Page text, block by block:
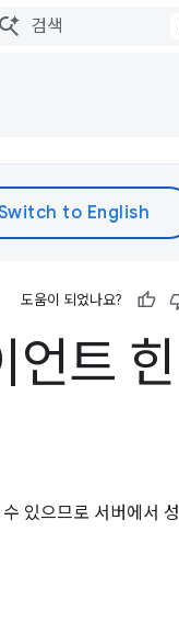
도움이 되었나요?
언트 힌
있으므로 서버에서 성